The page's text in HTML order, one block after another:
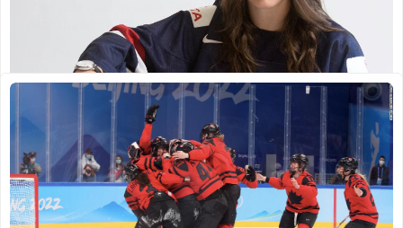
Mengulas Lebih Jauh Tentang Tim Chicago
Blackhawks – Chicago Blackhawks (ejaan Black
Read More
Pemain Hoki Amerika Terbaik Di NHL
GOLDENWOLF337 AUGUST 20, 2022 0